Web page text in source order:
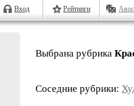
Вход Рейтинги
Выбрана рубрика
Соседние рубрики: